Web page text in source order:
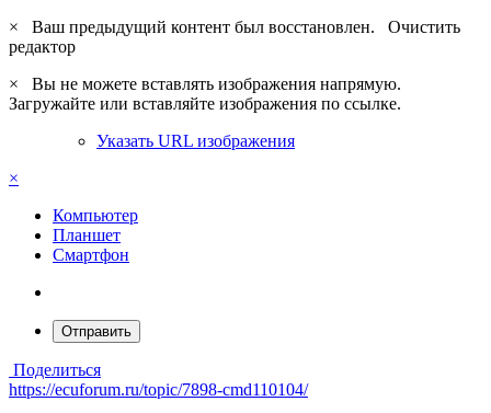
×
Ваш предыдущий контент был восстановлен. Очистить
редактор
×
Вы не можете вставлять изображения напрямую.
Загружайте или вставляйте изображения по ссылке.
Указать URL изображения
×
Компьютер
Планшет
Смартфон
Отправить
Поделиться
https://ecuforum.ru/topic/7898-cmd110104/